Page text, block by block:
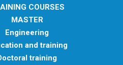
COURSES
MASTER
Engineering
and training
training